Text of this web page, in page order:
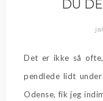
DU
Det er ikke så
pendlede lidt
Odense, fik jeg